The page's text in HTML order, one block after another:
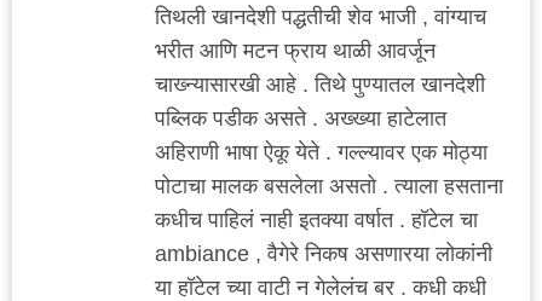
तिथली खानदेशी पद्धतीची शेव भाजी , वांग्याच
भरीत आणि मटन फ्राय थाळी आवर्जून
चाख्न्यासारखी आहे . तिथे पुण्यातल खानदेशी
पब्लिक पडीक असते . अख्ख्या हाटेलात
अहिराणी भाषा ऐकू येते . गल्ल्यावर एक मोठ्या
पोटाचा मालक बसलेला असतो . त्याला हसताना
कधीच पाहिलं नाही इतक्या वर्षात . हॉटेल चा
ambiance , वैगेरे निकष असणारया लोकांनी
या हॉटेल च्या वाटी न गेलेलंच बर . कधी कधी